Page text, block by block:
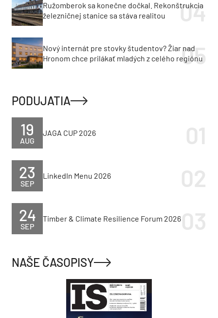
Ružomberok sa konečne dočkal. Rekonštrukcia
železničnej stanice sa stáva realitou
Nový internát pre stovky študentov? Žiar nad
Hronom chce prilákať mladých z celého regiónu
PODUJATIA
AUG
19 JAGA CUP 2026
SEP
23 LinkedIn Menu 2026
SEP
24 Timber & Climate Resilience Forum 2026
NAŠE ČASOPISY